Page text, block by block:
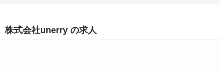
株式会社unerry の求人